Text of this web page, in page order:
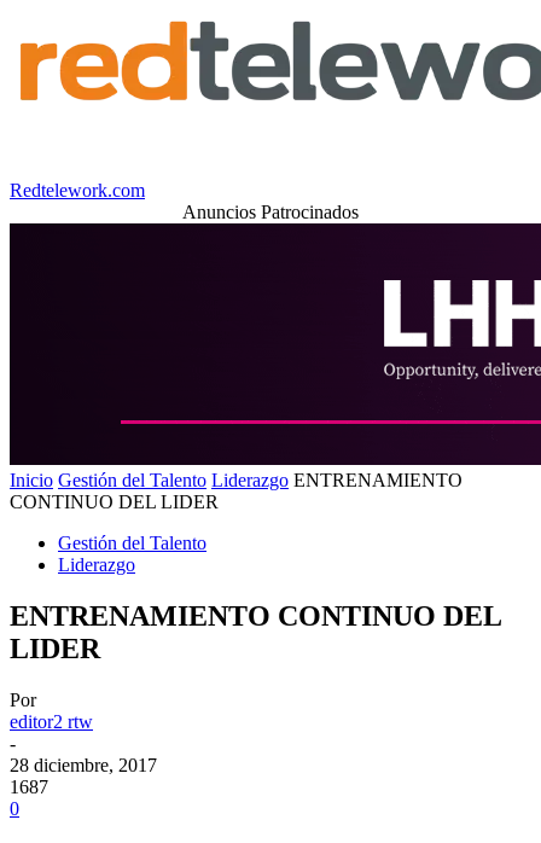
Redtelework.com
Anuncios Patrocinados
Inicio Gestión del Talento Liderazgo ENTRENAMIENTO
CONTINUO DEL LIDER
Gestión del Talento
Liderazgo
ENTRENAMIENTO CONTINUO DEL
LIDER
Por
editor2 rtw
-
28 diciembre, 2017
1687
0